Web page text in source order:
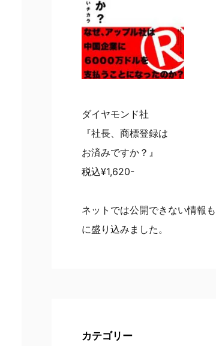
ダイヤモンド社
『社長、商標登録は
お済みですか？』
税込¥1,620-
ネットでは公開できない情報
に盛り込みました。
カテゴリー